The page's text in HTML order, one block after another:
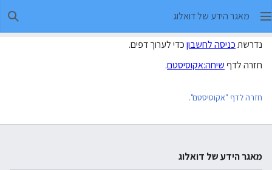
מאגר הידע של דואלוג
נדרשתכניסה לחשבוןכדי לערוך דפים.
חזרה לדףשיחה:אקוסיסטם.
חזרה לדף "אקוסיסטם".
מאגר הידע של דואלוג